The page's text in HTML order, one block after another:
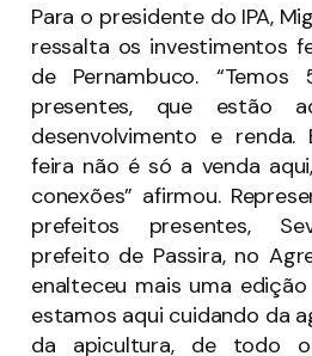
Para o presidente do IPA,
ressalta os investimentos
de Pernambuco. “Temos
presentes, que estão
desenvolvimento e
feira não é só a venda
conexões” afirmou.
prefeitos presentes,
prefeito de Passira, no
enalteceu mais uma
estamos aqui cuidando da
da apicultura, de todo